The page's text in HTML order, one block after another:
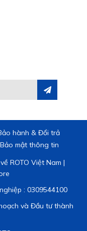
hành & Đổi trả
Bảo mật thông tin
ROTO Việt Nam |
: 0309544100
và Đầu tư thành